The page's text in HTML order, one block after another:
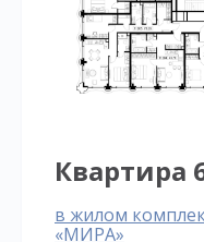
Квартира
в жилом
«МИРА»